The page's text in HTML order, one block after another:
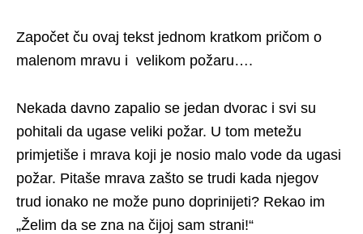
Započet ču ovaj tekst jednom kratkom pričom o
malenom mravu i velikom požaru….
Nekada davno zapalio se jedan dvorac i svi su
pohitali da ugase veliki požar. U tom metežu
primjetiše i mrava koji je nosio malo vode da ugasi
požar. Pitaše mrava zašto se trudi kada njegov
trud ionako ne može puno doprinijeti? Rekao im
„Želim da se zna na čijoj sam strani!“